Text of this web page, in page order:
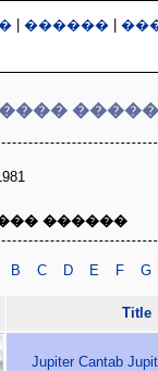
������
������
B C D E F G
Title
Jupiter Cantab